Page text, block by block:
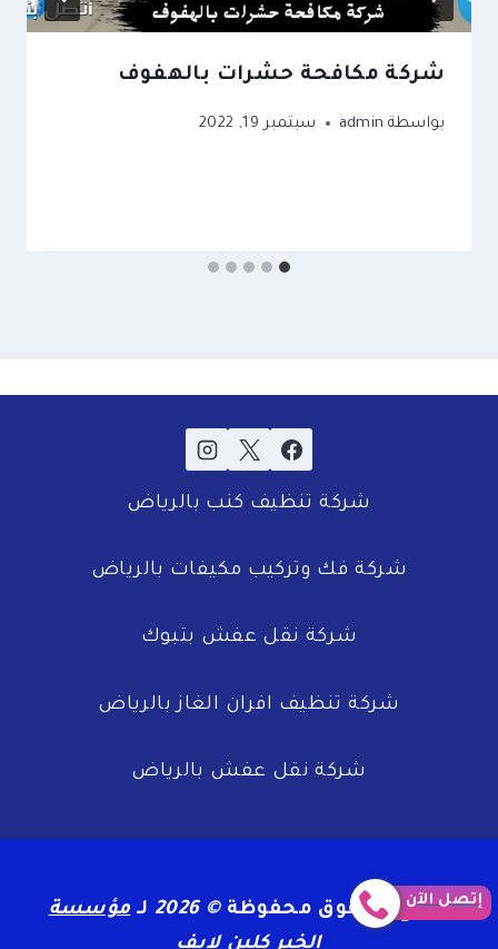
شركة مكافحة حشرات بالهفوف
بواسطة admin سبتمبر 19, 2022
شركة تنظيف كنب بالرياض
شركة فك وتركيب مكيفات بالرياض
شركة نقل عفش بتبوك
شركة تنظيف افران الغاز بالرياض
شركة نقل عفش بالرياض
جميع الحقوق محفوظة© 2026 لـمؤسسة
إتصل الآن